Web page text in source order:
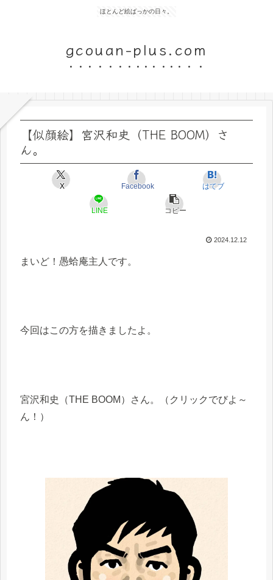
ほとんど絵ばっかの日々。
gcouan-plus.com
【似顔絵】宮沢和史（THE BOOM）さ
ん。
X Facebook はてブ
LINE コピー
2024.12.12
まいど！愚蛤庵主人です。
今回はこの方を描きましたよ。
宮沢和史（THE BOOM）さん。（クリックでびよ～
ん！）